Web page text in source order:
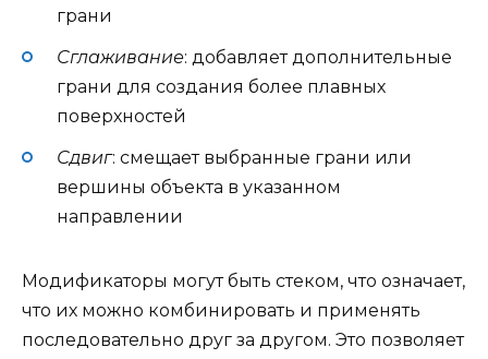
грани
Сглаживание: добавляет дополнительные
грани для создания более плавных
поверхностей
Сдвиг: смещает выбранные грани или
вершины объекта в указанном
направлении
Модификаторы могут быть стеком, что означает,
что их можно комбинировать и применять
последовательно друг за другом. Это позволяет